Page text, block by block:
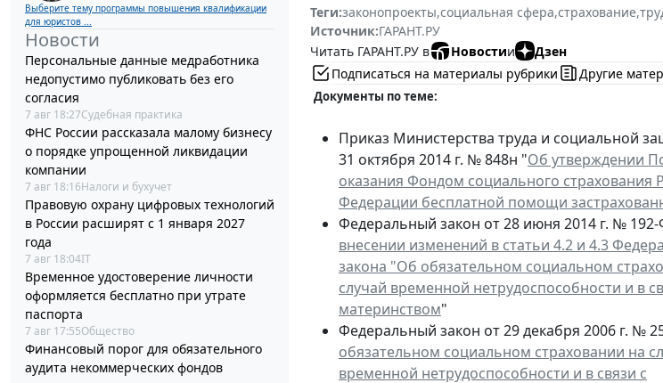
Выберите тему программы повышения квалификации
для юристов ...
Новости
Персональные данные медработника
недопустимо публиковать без его
согласия
7 авг 18:27Судебная практика
ФНС России рассказала малому бизнесу
о порядке упрощенной ликвидации
компании
7 авг 18:16Налоги и бухучет
Правовую охрану цифровых технологий
в России расширят с 1 января 2027
года
7 авг 18:04IT
Временное удостоверение личности
оформляется бесплатно при утрате
паспорта
7 авг 17:55Общество
Финансовый порог для обязательного
аудита некоммерческих фондов
Теги:законопроекты,социальная сфера,страхование,
Источник:ГАРАНТ.РУ
Читать ГАРАНТ.РУ в
Новостии
Дзен
Подписаться на материалы рубрики
Другие
Документы по теме:
Приказ Министерства труда и социальной
31 октября 2014 г. № 848н "Об утверждении
оказания Фондом социального страхования
Федерации бесплатной помощи
Федеральный закон от 28 июня 2014 г. №
внесении изменений в статьи 4.2 и 4.3
закона "Об обязательном социальном
случай временной нетрудоспособности и в
материнством"
Федеральный закон от 29 декабря 2006 г. №
обязательном социальном страховании на
временной нетрудоспособности и в связи с